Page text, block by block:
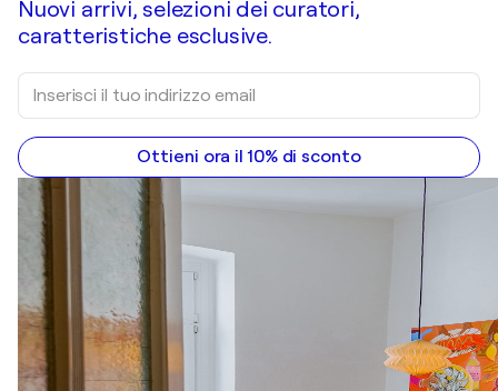
Nuovi arrivi, selezioni dei curatori,
caratteristiche esclusive.
Ottieni ora il 10% di sconto